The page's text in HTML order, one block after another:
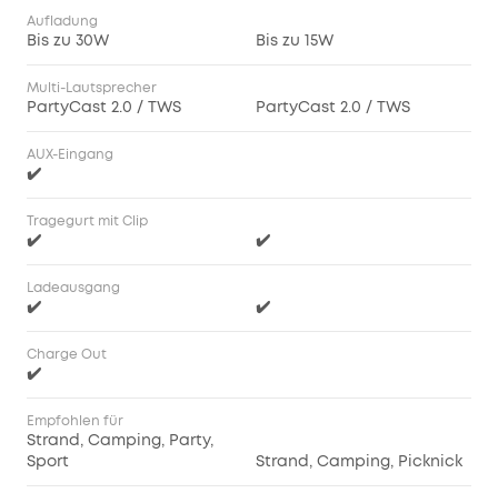
Aufladung
Bis zu 30W Bis zu 15W
Multi-Lautsprecher
PartyCast 2.0 / TWS PartyCast 2.0 / TWS
AUX-Eingang
✔️
Tragegurt mit Clip
✔️ ✔️
Ladeausgang
✔️ ✔️
Charge Out
✔️
Empfohlen für
Strand, Camping, Party,
Sport
Strand, Camping, Picknick